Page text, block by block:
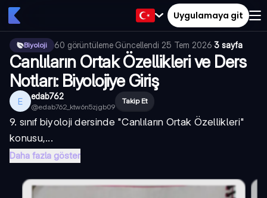
Uygulamaya git
Biyoloji 60 görüntüleme·Güncellendi 25 Tem 2026·3 sayfa
Canlıların Ortak Özellikleri ve Ders
Notları: Biyolojiye Giriş
E edab762
@edab762_ktw6n5zjgb09
Takip Et
9. sınıf biyoloji dersinde "Canlıların Ortak Özellikleri"
konusu,...
Daha fazla göster